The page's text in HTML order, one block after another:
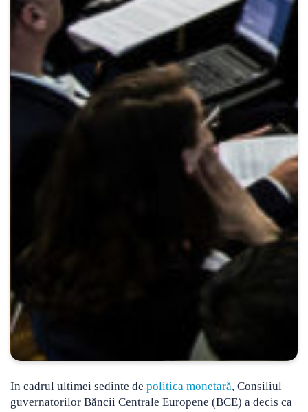
In cadrul ultimei sedinte de politica monetară, Consiliul
guvernatorilor Băncii Centrale Europene (BCE) a decis ca